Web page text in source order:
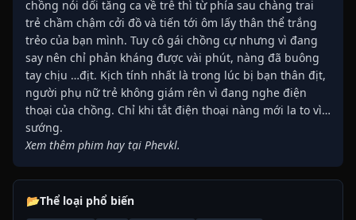
chồng nói dối tăng ca về trễ thì từ phía sau chàng trai
trẻ chầm chậm cởi đồ và tiến tới ôm lấy thân thể trắng
trẻo của bạn mình. Tuy cô gái chồng cự nhưng vì đang
say nên chỉ phản kháng được vài phút, nàng đã buông
tay chịu …địt. Kịch tính nhất là trong lúc bị bạn thân địt,
người phụ nữ trẻ không giám rên vì đang nghe điện
thoại của chồng. Chỉ khi tắt điện thoại nàng mới la to vì…
sướng.
Xem thêm phim hay tại Phevkl.
📂Thể loại phổ biến